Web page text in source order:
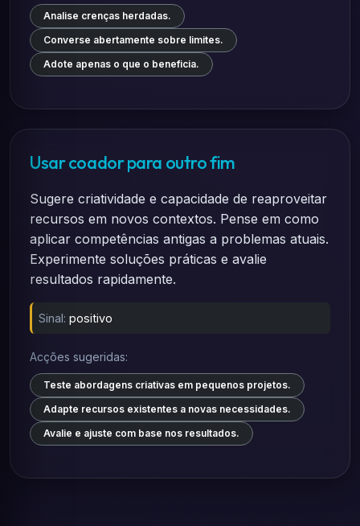
Analise crenças herdadas.
Converse abertamente sobre limites.
Adote apenas o que o beneficia.
Usar coador para outro fim
Sugere criatividade e capacidade de reaproveitar
recursos em novos contextos. Pense em como
aplicar competências antigas a problemas atuais.
Experimente soluções práticas e avalie
resultados rapidamente.
Sinal: positivo
Acções sugeridas:
Teste abordagens criativas em pequenos projetos.
Adapte recursos existentes a novas necessidades.
Avalie e ajuste com base nos resultados.